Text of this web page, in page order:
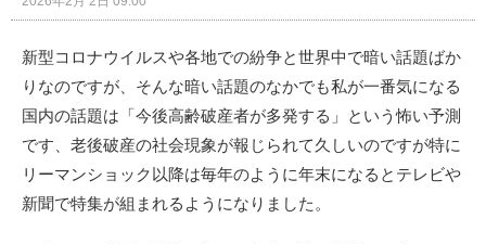
新型コロナウイルスや各地での紛争と世界中で暗い話題ばか
りなのですが、そんな暗い話題のなかでも私が一番気になる
国内の話題は「今後高齢破産者が多発する」という怖い予測
です、老後破産の社会現象が報じられて久しいのですが特に
リーマンショック以降は毎年のように年末になるとテレビや
新聞で特集が組まれるようになりました。